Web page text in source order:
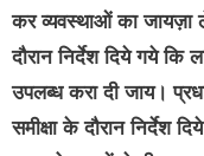
कर व्यवस्थाओं का जायज़ा
दौरान निर्देश दिये गये कि
उपलब्ध करा दी जाय।
समीक्षा के दौरान निर्देश